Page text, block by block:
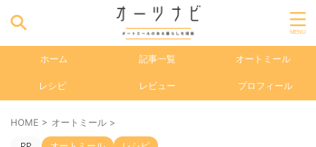
ホーム 記事一覧 オートミール
レシピ レビュー プロフィール
HOME > オートミール >